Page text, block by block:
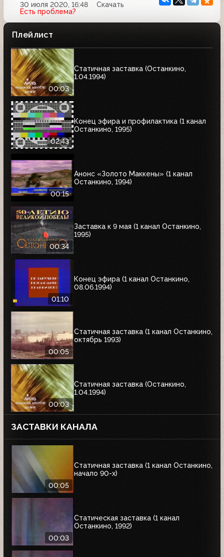
30 июля 2020, 16:48
Скачать
Есть проблема?
Плейлист
00:03
Статичная заставка (Останкино,
1.04.1994)
02:43
Конец эфира и профилактика (1 канал
Останкино, 1995)
00:15
Анонс «Золото Маккены» (1 канал
Останкино, 1994)
00:34
Заставка к 9 мая (1 канал Останкино,
1995)
01:10
Конец эфира (1 канал Останкино,
08.06.1994)
00:05
Статичная заставка (1 канал Останкино,
октябрь 1993)
00:03
Статичная заставка (Останкино,
1.04.1994)
ЗАСТАВКИ КАНАЛА
00:05
Статичная заставка (1 канал Останкино,
начало 90-х)
00:03
Статическая заставка (1 канал
Останкино, 1992)